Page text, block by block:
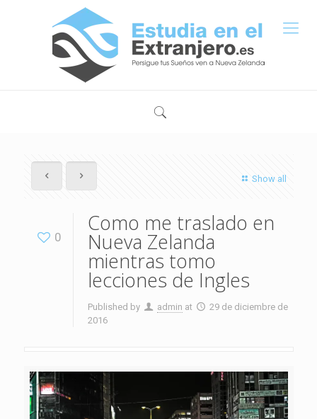
Show all
0
Como me traslado en
Nueva Zelanda
mientras tomo
lecciones de Ingles
Published by admin at
29 de diciembre de
2016